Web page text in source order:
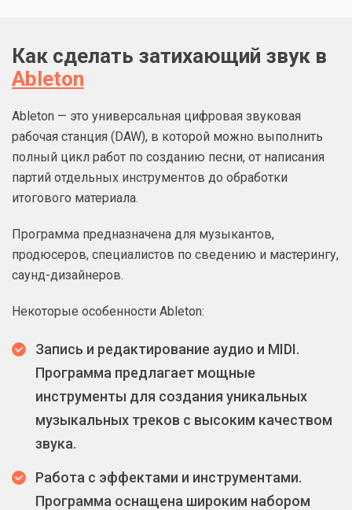
Как сделать затихающий звук в
Ableton
Ableton — это универсальная цифровая звуковая
рабочая станция (DAW), в которой можно выполнить
полный цикл работ по созданию песни, от написания
партий отдельных инструментов до обработки
итогового материала.
Программа предназначена для музыкантов,
продюсеров, специалистов по сведению и мастерингу,
саунд-дизайнеров.
Некоторые особенности Ableton:
Запись и редактирование аудио и MIDI.
Программа предлагает мощные
инструменты для создания уникальных
музыкальных треков с высоким качеством
звука.
Работа с эффектами и инструментами.
Программа оснащена широким набором